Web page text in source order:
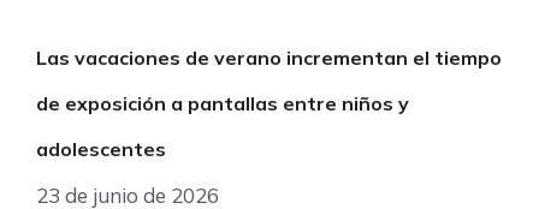
Las vacaciones de verano incrementan el tiempo
de exposición a pantallas entre niños y
adolescentes
23 de junio de 2026